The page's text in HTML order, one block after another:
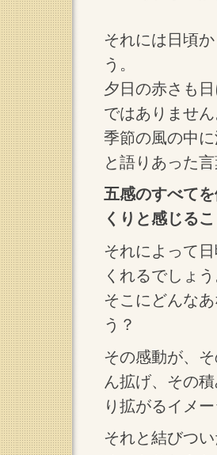
それには日頃
う。
夕日の赤さも
ではありませ
季節の風の中
と語りあった
五感のすべて
くりと感じる
それによって
くれるでしょ
そこにどんな
う？
その感動が、
ん拡げ、その
り拡がるイメ
それと結びつ